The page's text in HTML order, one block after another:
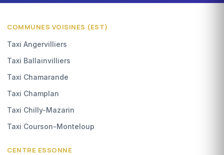
COMMUNES VOISINES (EST)
Taxi Angervilliers
Taxi Ballainvilliers
Taxi Chamarande
Taxi Champlan
Taxi Chilly-Mazarin
Taxi Courson-Monteloup
CENTRE ESSONNE